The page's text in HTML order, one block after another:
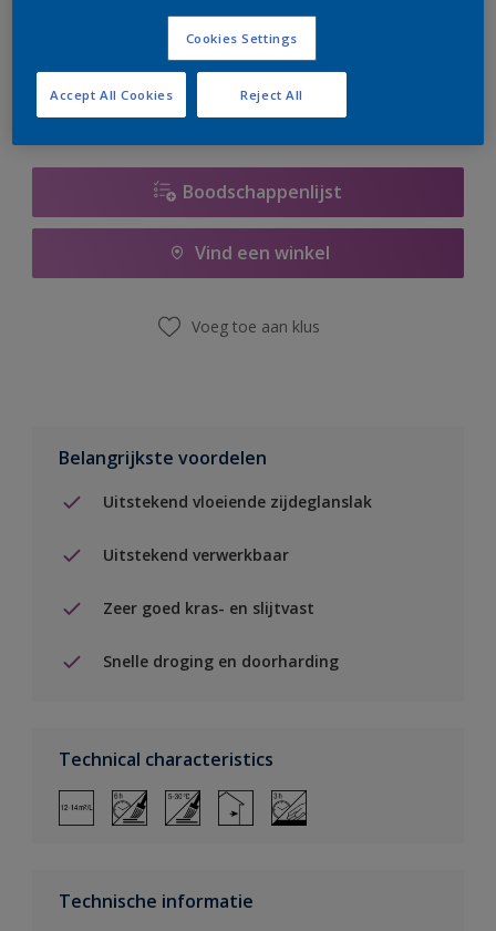
er hard aan om de voorraad aan te vullen.
Boodschappenlijst
Vind een winkel
Voeg toe aan klus
Belangrijkste voordelen
Uitstekend vloeiende zijdeglanslak
Uitstekend verwerkbaar
Zeer goed kras- en slijtvast
Snelle droging en doorharding
Technical characteristics
Technische informatie
Cookies Settings
Reject All
Accept All Cookies